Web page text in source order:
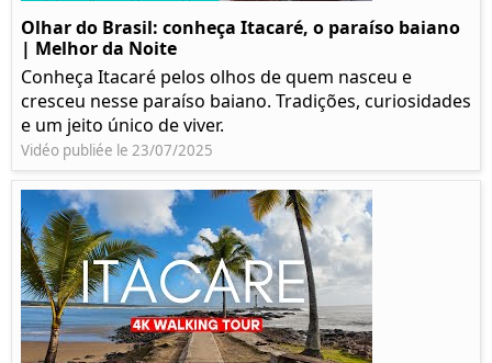
Olhar do Brasil: conheça Itacaré, o paraíso baiano
| Melhor da Noite
Conheça Itacaré pelos olhos de quem nasceu e
cresceu nesse paraíso baiano. Tradições, curiosidades
e um jeito único de viver.
Vidéo publiée le 23/07/2025